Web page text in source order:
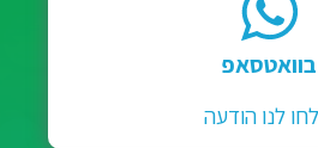
בוואטסאפ
לנו הודעה